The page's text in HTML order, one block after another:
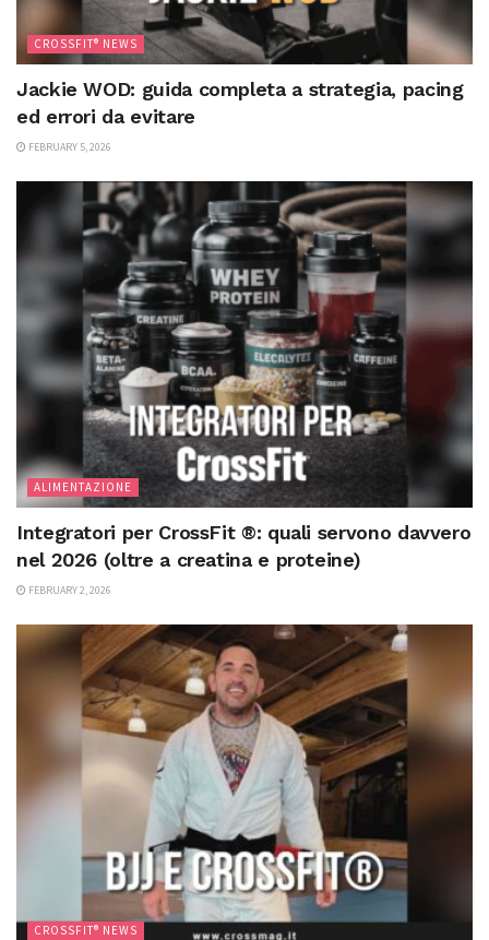
CROSSFIT® NEWS
Jackie WOD: guida completa a strategia, pacing
ed errori da evitare
FEBRUARY 5, 2026
ALIMENTAZIONE
Integratori per CrossFit ®: quali servono davvero
nel 2026 (oltre a creatina e proteine)
FEBRUARY 2, 2026
CROSSFIT® NEWS